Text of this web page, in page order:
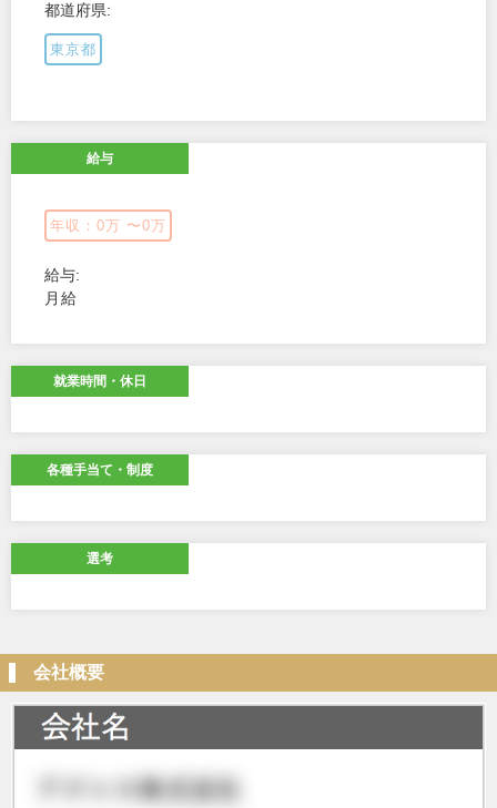
都道府県
東京都
給与
年収：0万 〜0万
給与
月給
就業時間・休日
各種手当て・制度
選考
会社概要